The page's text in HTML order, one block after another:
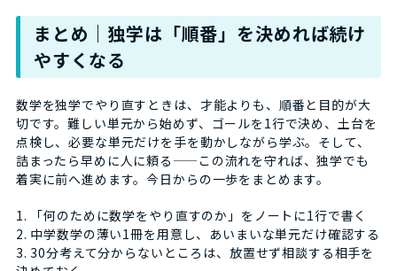
まとめ｜独学は「順番」を決めれば続け
やすくなる
数学を独学でやり直すときは、才能よりも、順番と目的が大
切です。難しい単元から始めず、ゴールを1行で決め、土台を
点検し、必要な単元だけを手を動かしながら学ぶ。そして、
詰まったら早めに人に頼る——この流れを守れば、独学でも
着実に前へ進めます。今日からの一歩をまとめます。
1. 「何のために数学をやり直すのか」をノートに1行で書く
2. 中学数学の薄い1冊を用意し、あいまいな単元だけ確認する
3. 30分考えて分からないところは、放置せず相談する相手を